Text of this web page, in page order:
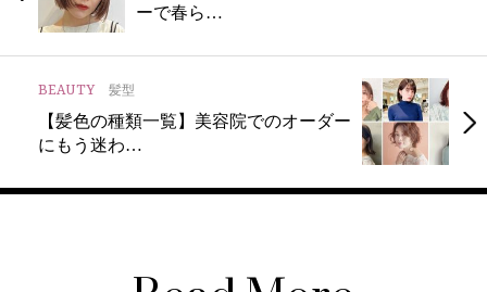
ーで春ら…
BEAUTY 髪型
【髪色の種類一覧】美容院でのオーダー
にもう迷わ…